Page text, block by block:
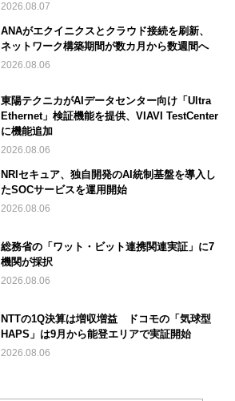
2026.08.07
ANAがエクイニクスとクラウド接続を刷新、
ネットワーク構築期間が数カ月から数週間へ
2026.08.06
東陽テクニカがAIデータセンター向け「Ultra
Ethernet」検証機能を提供、VIAVI TestCenter
に機能追加
2026.08.06
NRIセキュア、独自開発のAI統制基盤を導入し
たSOCサービスを運用開始
2026.08.06
総務省の「ワット・ビット連携関連実証」に7
機関が採択
2026.08.06
NTTの1Q決算は増収増益 ドコモの「気球型
HAPS」は9月から能登エリアで実証開始
2026.08.06